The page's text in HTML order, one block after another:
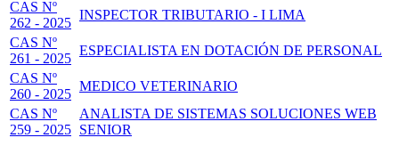
CAS Nº
262 - 2025
INSPECTOR TRIBUTARIO - I LIMA
CAS Nº
261 - 2025
ESPECIALISTA EN DOTACIÓN DE PERSONAL
CAS Nº
260 - 2025
MEDICO VETERINARIO
CAS Nº
259 - 2025
ANALISTA DE SISTEMAS SOLUCIONES WEB
SENIOR